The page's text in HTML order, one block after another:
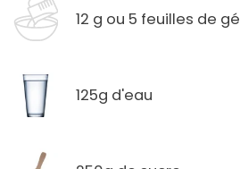
12 g ou 5 feuilles de
125g d'eau